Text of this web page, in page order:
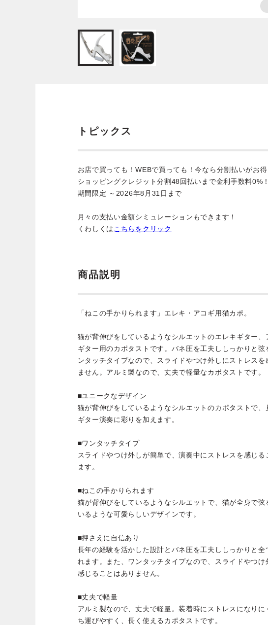
トピックス
お店で買っても！WEBで買っても！今なら分割払いがお得
ショッピングクレジット分割48回払いまで金利手数料0%！
期間限定 ～2026年8月31日まで
月々の支払い金額シミュレーションもできます！
くわしくは こちらをクリック
商品説明
「ねこの手かりられます」エレキ・アコギ用猫カポ。
猫が背伸びをしているようなシルエットのエレキギター、
ギター用のカポタストです。バネ圧を工夫ししっかりと弦
ンタッチタイプなので、スライドやつけ外しにストレスを
ません。アルミ製なので、丈夫で軽量なカポタストです。
■ユニークなデザイン
猫が背伸びをしているようなシルエットのカポタストで、
ギター演奏に彩りを加えます。
■ワンタッチタイプ
スライドやつけ外しが簡単で、演奏中にストレスを感じる
ます。
■ねこの手かりられます
猫が背伸びをしているようなシルエットで、猫が全身で弦
いるような可愛らしいデザインです。
■押さえに自信あり
長年の経験を活かした設計とバネ圧を工夫ししっかりと全
れます。また、ワンタッチタイプなので、スライドやつけ
感じることはありません。
■丈夫で軽量
アルミ製なので、丈夫で軽量。装着時にストレスになりに
ち運びやすく、長く使えるカポタストです。